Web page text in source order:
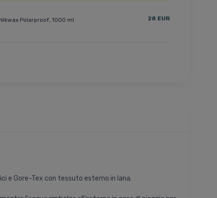
Nikwax Polarproof, 1000 ml 28 EUR
e Gore-Tex con tessuto esterno in lana.